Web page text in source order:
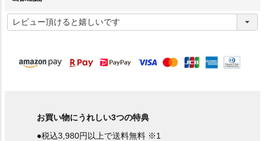
必
須
お買い物にうれしい3つの特典
●税込3,980円以上で送料無料 ※1